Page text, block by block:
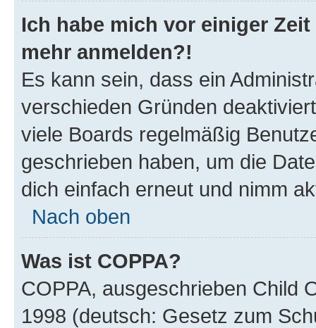
Ich habe mich vor einiger
mehr anmelden?!
Es kann sein, dass ein
verschieden Gründen
viele Boards regelmäßig
geschrieben haben, um die
dich einfach erneut und nimm
Nach oben
Was ist COPPA?
COPPA, ausgeschrieben Child
1998 (deutsch: Gesetz zum